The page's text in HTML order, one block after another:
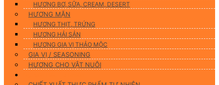
HƯƠNG BƠ, SỮA, CREAM, DESERT
HƯƠNG MẶN
HƯƠNG THỊT, TRỨNG
HƯƠNG HẢI SẢN
HƯƠNG GIA VỊ THẢO MỘC
GIA VỊ / SEASONING
HƯƠNG CHO VẬT NUÔI